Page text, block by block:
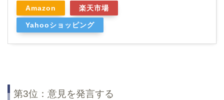
Amazon 楽天市場
Yahooショッピング
第3位：意見を発言する